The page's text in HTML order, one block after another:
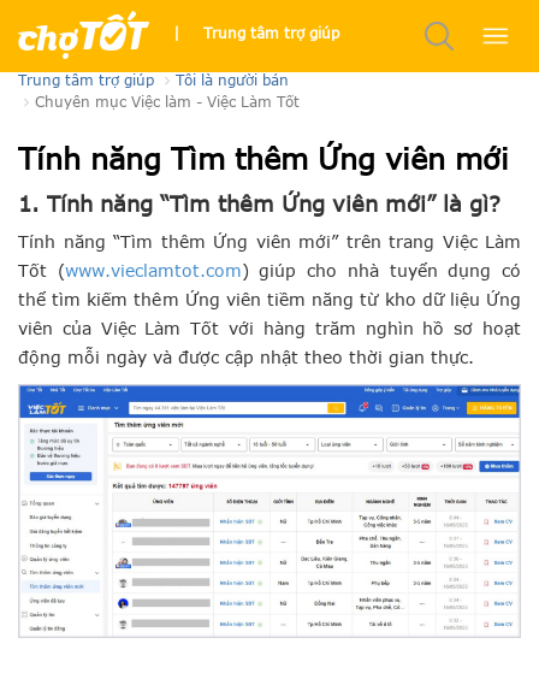
Trung tâm trợ giúp
Đăng tin Việc làm trên Việc Làm Tốt như thế nào?
Trung tâm trợ giúp
Tôi là người bán
Chuyên mục Việc làm - Việc Làm Tốt
Tính năng Tìm thêm Ứng viên mới
1. Tính năng “Tìm thêm Ứng viên mới” là gì?
Tính năng “Tìm thêm Ứng viên mới” trên trang Việc Làm
Tốt (www.vieclamtot.com) giúp cho nhà tuyển dụng có
thể tìm kiếm thêm Ứng viên tiềm năng từ kho dữ liệu Ứng
viên của Việc Làm Tốt với hàng trăm nghìn hồ sơ hoạt
động mỗi ngày và được cập nhật theo thời gian thực.